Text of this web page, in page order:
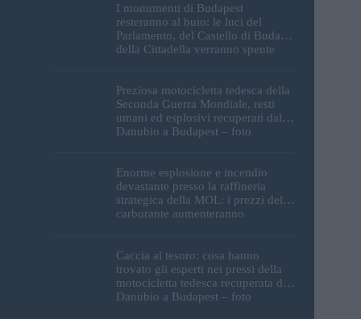
I monumenti di Budapest
resteranno al buio: le luci del
Parlamento, del Castello di Buda e
della Cittadella verranno spente
Preziosa motocicletta tedesca della
Seconda Guerra Mondiale, resti
umani ed esplosivi recuperati dal
Danubio a Budapest – foto
Enorme esplosione e incendio
devastante presso la raffineria
strategica della MOL: i prezzi del
carburante aumenteranno
Caccia al tesoro: cosa hanno
trovato gli esperti nei pressi della
motocicletta tedesca recuperata dal
Danubio a Budapest – foto